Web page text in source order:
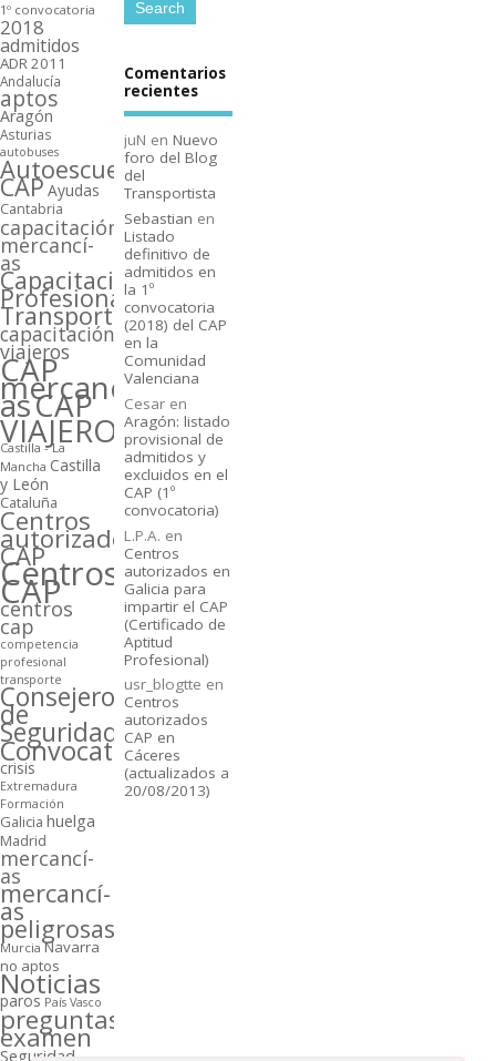
1º convocatoria
2018
admitidos
ADR 2011
Andalucí­a
aptos
Aragón
Asturias
autobuses
Autoescuelas
CAPAyudas
Cantabria
capacitación
mercancí­
as
Capacitación
Profesional
Transporte
capacitación
viajeros
CAP
mercancí­
asCAP
VIAJEROS
Castilla - La
Mancha Castilla
y León
Cataluña
Centros
autorizados
CAP
Centros
CAP
centros
cap
competencia
profesional
transporte
Consejeros
de
Seguridad
Convocatorias
crisis
Extremadura
Formación
Galicia huelga
Madrid
mercancí­
as
mercancí­
as
peligrosas
Murcia Navarra
no aptos
Noticias
paros Paí­s Vasco
preguntas
examen
Seguridad
Comentarios
recientes
juN en Nuevo
foro del Blog
del
Transportista
Sebastian en
Listado
definitivo de
admitidos en
la 1º
convocatoria
(2018) del CAP
en la
Comunidad
Valenciana
Cesaren
Aragón: listado
provisional de
admitidos y
excluidos en el
CAP (1º
convocatoria)
L.P.A. en
Centros
autorizados en
Galicia para
impartir el CAP
(Certificado de
Aptitud
Profesional)
usr_blogtte en
Centros
autorizados
CAP en
Cáceres
(actualizados a
20/08/2013)